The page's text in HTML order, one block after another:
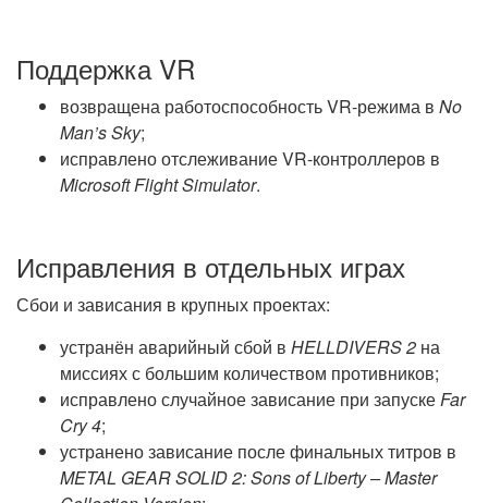
Поддержка VR
возвращена работоспособность VR-режима в No
Man’s Sky;
исправлено отслеживание VR-контроллеров в
Microsoft Flight Simulator.
Исправления в отдельных играх
Сбои и зависания в крупных проектах:
устранён аварийный сбой в HELLDIVERS 2 на
миссиях с большим количеством противников;
исправлено случайное зависание при запускеFar
Cry 4;
устранено зависание после финальных титров в
METAL GEAR SOLID 2: Sons of Liberty – Master